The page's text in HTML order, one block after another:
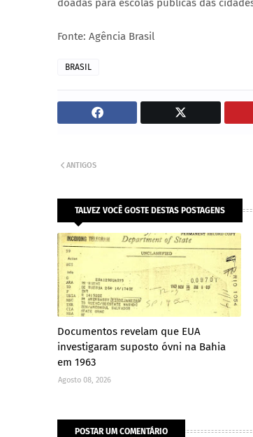
Fonte: Agência Brasil
BRASIL
ANTIGOS
TALVEZ VOCÊ GOSTE DESTAS POSTAGENS
Documentos revelam que EUA
investigaram suposto óvni na Bahia
em 1963
Agosto 08, 2026
POSTAR UM COMENTÁRIO